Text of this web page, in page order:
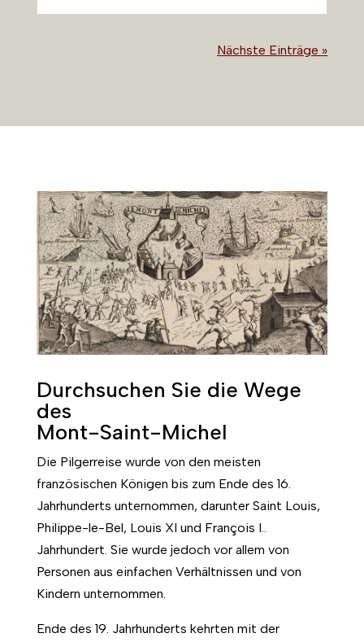
Nächste Einträge »
Durchsuchen Sie die Wege
des
Mont-Saint-Michel
Die Pilgerreise wurde von den meisten
französischen Königen bis zum Ende des 16.
Jahrhunderts unternommen, darunter Saint Louis,
Philippe-le-Bel, Louis XI und François I..
Jahrhundert. Sie wurde jedoch vor allem von
Personen aus einfachen Verhältnissen und von
Kindern unternommen.
Ende des 19. Jahrhunderts kehrten mit der